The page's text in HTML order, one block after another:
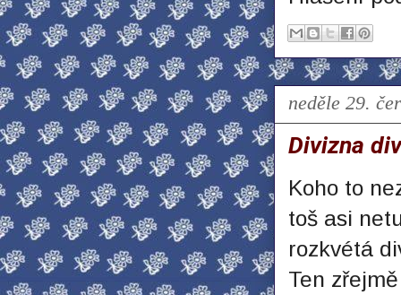
neděle 29.
Divizna
Koho to
toš asi
rozkvétá
Ten